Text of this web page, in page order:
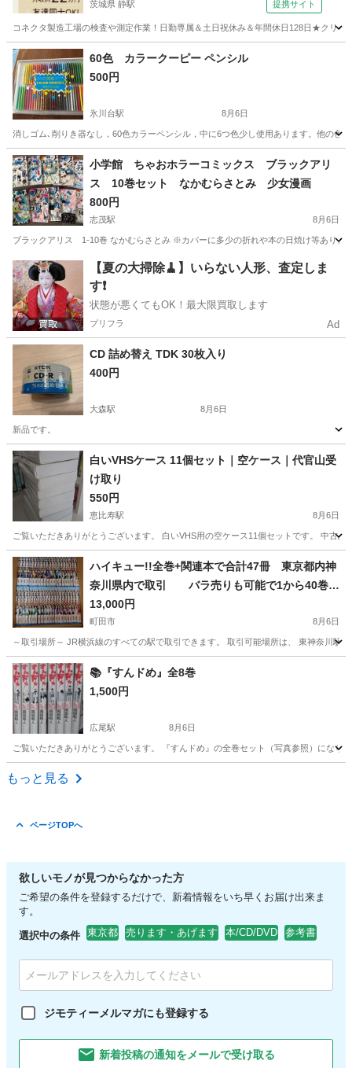
茨城県 静駅 提携サイト
コネクタ製造工場の検査や測定作業！日勤専属＆土日祝休み＆年間休日128日★クリ
茨城 常陸大宮市 静駅 その他
60色 カラークーピー ペンシル
500円
氷川台駅 8月6日
消しゴム､削りき器なし，60色カラーペンシル，中に6つ色少し使用あります。他の
東京 練馬区 氷川台駅 絵本
小学館 ちゃおホラーコミックス ブラックアリ
ス 10巻セット なかむらさとみ 少女漫画
800円
志茂駅 8月6日
ブラックアリス 1-10巻 なかむらさとみ ※カバーに多少の折れや本の日焼け等ありま
東京 北区 志茂駅 マンガ、コミック、アニメ
【夏の大掃除🧹】いらない人形、査定しま
す❗️
状態が悪くてもOK！最大限買取します
プリフラ Ad
CD 詰め替え TDK 30枚入り
400円
大森駅 8月6日
新品です。
東京 大田区
白いVHSケース 11個セット｜空ケース｜代官山受
け取り
550円
恵比寿駅 8月6日
ご覧いただきありがとうございます。 白いVHS用の空ケース11個セットです。 中古
東京 渋谷区 恵比寿駅 その他 VHS
ハイキュー!!全巻+関連本で合計47冊 東京都内神
奈川県内で取引 バラ売りも可能で1から40巻だ
け買いたいなどの場合、すこし値引きします
取引現場で、不要なマンガ全巻くださる場合は、
ハイキュー！！の値段を少し値引きできる場合も
あります。
13,000円
町田市 8月6日
～取引場所～ JR横浜線のすべての駅で取引できます。 取引可能場所は、
東京 町田市 マンガ、コミック、アニメ
📚『すんドめ』全8巻
1,500円
広尾駅 8月6日
ご覧いただきありがとうございます。 『すんドめ』の全巻セット（写真参照）にな
東京 港区
もっと見る
ページTOPへ
欲しいモノが見つからなかった方
ご希望の条件を登録するだけで、新着情報をいち早くお届け出来ま
す。
選択中の条件 東京都 売ります・あげます 本/CD/DVD 参考書
ジモティーメルマガにも登録する
新着投稿の通知をメールで受け取る